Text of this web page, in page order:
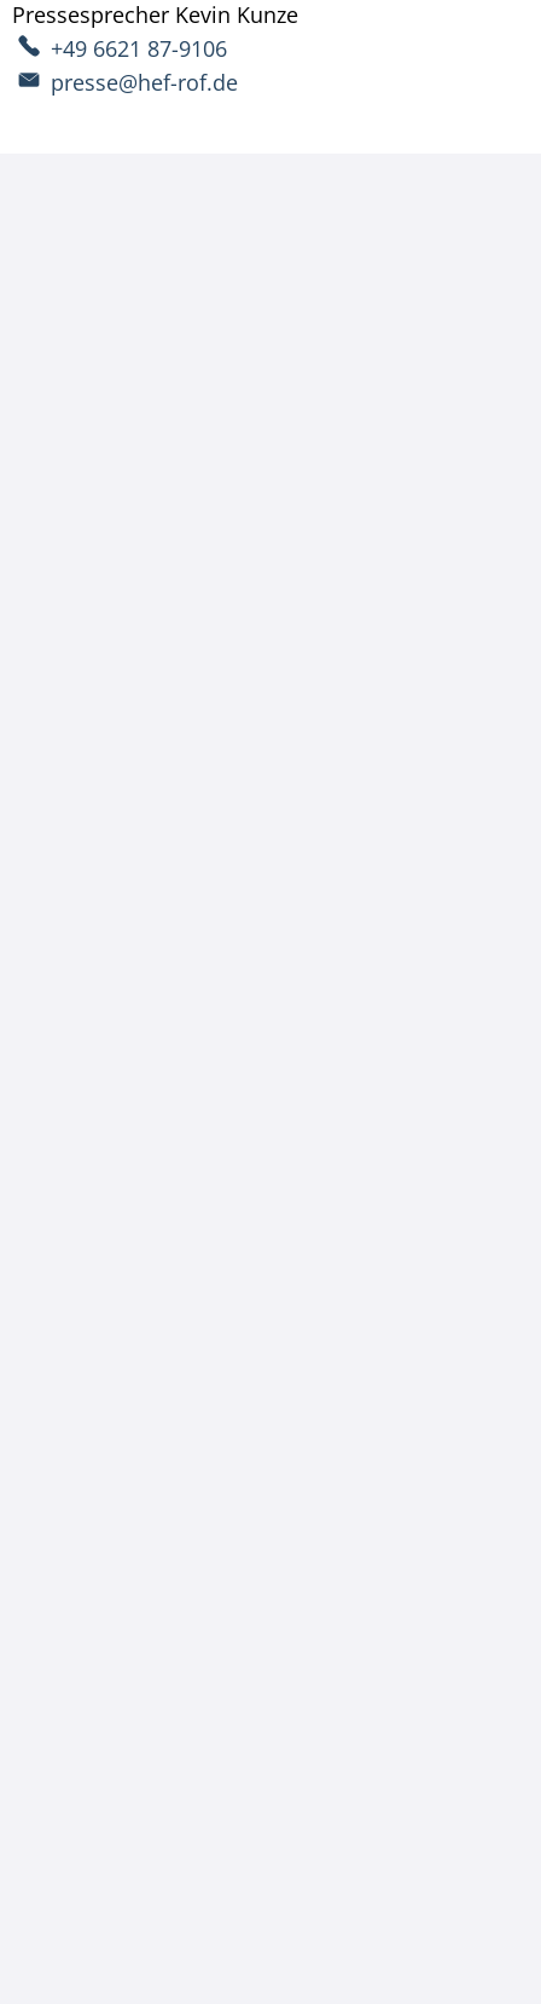
Pressesprecher Kevin Kunze
+49 6621 87-9106
presse@hef-rof.de